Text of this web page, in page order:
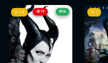
2019
7.3 Film 7